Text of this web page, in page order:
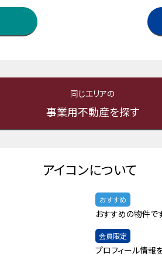
同じエリアの
事業用不動産を探す
アイコンについて
おすすめ
おすすめの物件で
会員限定
プロフィール情報